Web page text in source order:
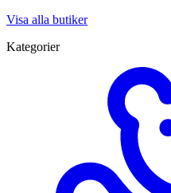
Visa alla butiker
Kategorier